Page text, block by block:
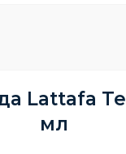
Lattafa
мл